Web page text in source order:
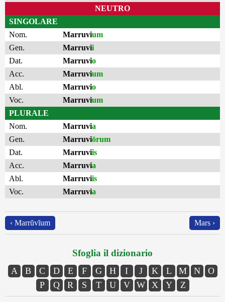
NEUTRO
SINGOLARE
Nom.
Marruvium
Gen.
Marruvii
Dat.
Marruvio
Acc.
Marruvium
Abl.
Marruvio
Voc.
Marruvium
PLURALE
Nom.
Marruvia
Gen.
Marruviōrum
Dat.
Marruviis
Acc.
Marruvia
Abl.
Marruviis
Voc.
Marruvia
‹ Marrŭvĭum Mars ›
Sfoglia il dizionario
A B C D E F G H I J K L M N
O
P
Q R S T U V W X Y Z